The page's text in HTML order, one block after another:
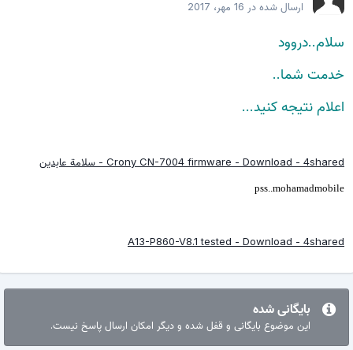
ارسال شده در16 مهر، 2017
سلام..دروود
خدمت شما..
اعلام نتیجه کنید...
Crony CN-7004 firmware - Download - 4shared - سلامة عابدين
pss..mohamadmobile
A13-P860-V8.1 tested - Download - 4shared
بایگانی شده
این موضوع بایگانی و قفل شده و دیگر امکان ارسال پاسخ نیست.